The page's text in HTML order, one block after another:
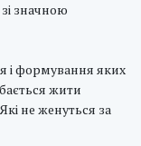
значною
і формування яких
жити
не женуться за